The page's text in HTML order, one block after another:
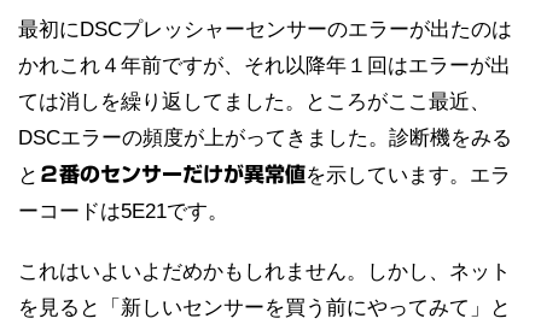
最初にDSCプレッシャーセンサーのエラーが出たのは
かれこれ４年前ですが、それ以降年１回はエラーが出
ては消しを繰り返してました。ところがここ最近、
DSCエラーの頻度が上がってきました。診断機をみる
と ２番のセンサーだけが異常値を示しています。エラ
ーコードは5E21です。
これはいよいよだめかもしれません。しかし、ネット
を見ると「新しいセンサーを買う前にやってみて」と